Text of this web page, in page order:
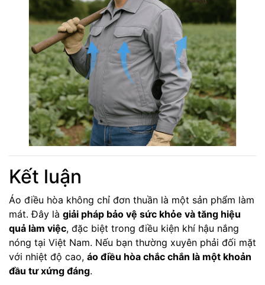
Kết luận
Áo điều hòa không chỉ đơn thuần là một sản phẩm làm
mát. Đây là giải pháp bảo vệ sức khỏe và tăng hiệu
quả làm việc, đặc biệt trong điều kiện khí hậu nắng
nóng tại Việt Nam. Nếu bạn thường xuyên phải đối mặt
với nhiệt độ cao, áo điều hòa chắc chắn là một khoản
đầu tư xứng đáng.